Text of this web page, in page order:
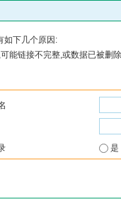
如下几个原因:
能链接不完整,或数据已被删